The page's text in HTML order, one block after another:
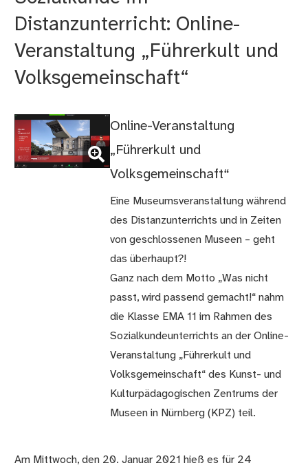
Distanzunterricht: Online-
Veranstaltung „Führerkult und
Volksgemeinschaft“
(Bild
vergrößern)
Online-Veranstaltung
„Führerkult und
Volksgemeinschaft“
Eine Museumsveranstaltung während
des Distanzunterrichts und in Zeiten
von geschlossenen Museen – geht
das überhaupt?!
Ganz nach dem Motto „Was nicht
passt, wird passend gemacht!“ nahm
die Klasse EMA 11 im Rahmen des
Sozialkundeunterrichts an der Online-
Veranstaltung „Führerkult und
Volksgemeinschaft“ des Kunst- und
Kulturpädagogischen Zentrums der
Museen in Nürnberg (KPZ) teil.
Am Mittwoch, den 20. Januar 2021 hieß es für 24